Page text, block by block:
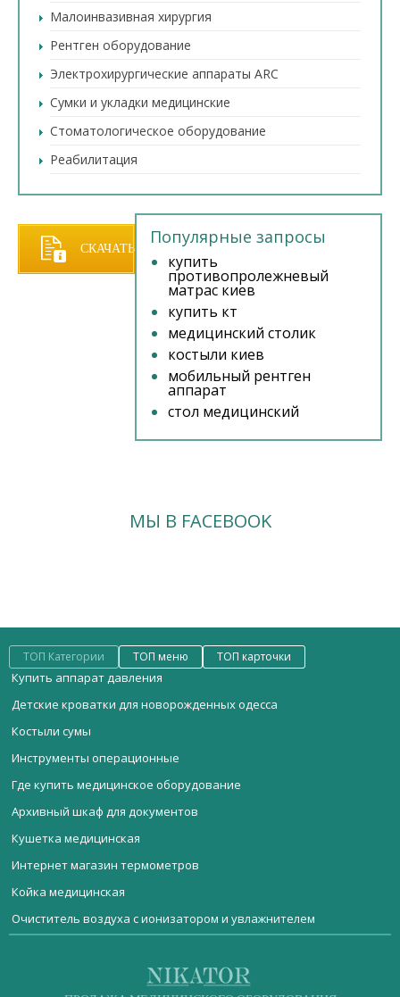
Малоинвазивная хирургия
Рентген оборудование
Электрохирургические аппараты ARC
Сумки и укладки медицинские
Стоматологическое оборудование
Реабилитация
СКАЧАТЬ
Популярные запросы
купить
противопролежневый
матрас киев
купить кт
медицинский столик
костыли киев
мобильный рентген
аппарат
стол медицинский
МЫ В FACEBOOK
ТОП Категории ТОП меню ТОП карточки
Купить аппарат давления
Детские кроватки для новорожденных одесса
Костыли сумы
Инструменты операционные
Где купить медицинское оборудование
Архивный шкаф для документов
Кушетка медицинская
Интернет магазин термометров
Койка медицинская
Очиститель воздуха с ионизатором и увлажнителем
Купить стерилизатор паровой в украине
Реанимационное оборудование
Прибор лазерный хирургический Mediola Compact